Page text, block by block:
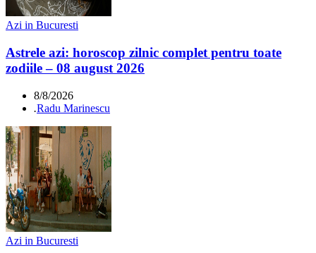
Azi in Bucuresti
Astrele azi: horoscop zilnic complet pentru toate
zodiile – 08 august 2026
8/8/2026
.Radu Marinescu
Azi in Bucuresti